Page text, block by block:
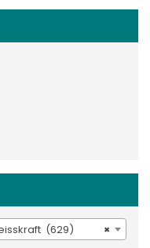
×
(629)